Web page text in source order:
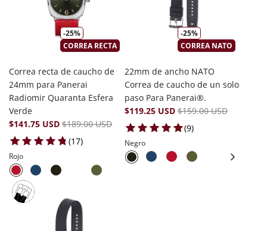
-25%
CORREA RECTA
Correa recta de caucho de
24mm para Panerai
Radiomir Quaranta Esfera
Verde
$141.75 USD $189.00 USD
(17)17 total reviews
Rojo
-25%
CORREA NATO
22mm de ancho NATO
Correa de caucho de un solo
paso Para Panerai®.
$119.25 USD $159.00 USD
(9)9 total reviews
Negro